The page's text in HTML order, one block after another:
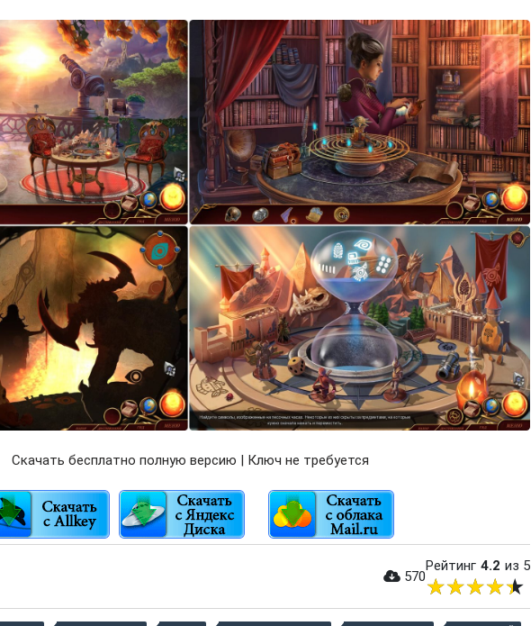
Скачать бесплатно полную версию | Ключ не требуется
570
Рейтинг 4.2 из 5